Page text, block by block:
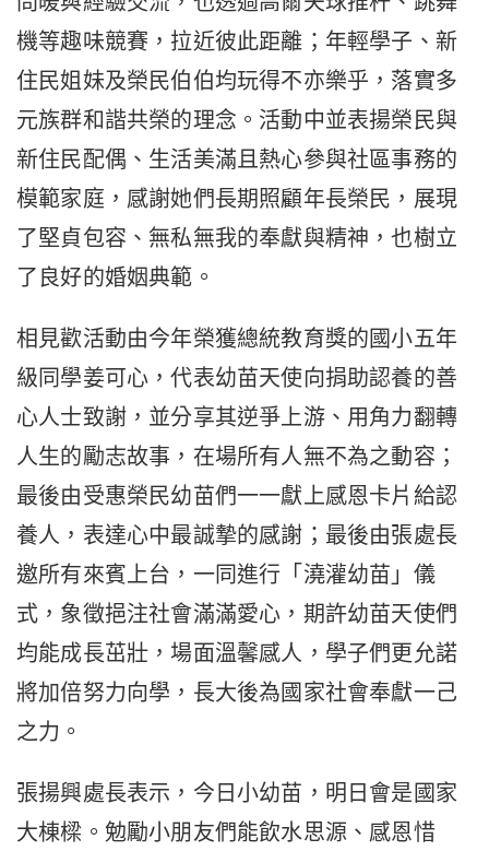
機等趣味競賽，拉近彼此距離；年輕學子、新
住民姐妹及榮民伯伯均玩得不亦樂乎，落實多
元族群和諧共榮的理念。活動中並表揚榮民與
新住民配偶、生活美滿且熱心參與社區事務的
模範家庭，感謝她們長期照顧年長榮民，展現
了堅貞包容、無私無我的奉獻與精神，也樹立
了良好的婚姻典範。
相見歡活動由今年榮獲總統教育獎的國小五年
級同學姜可心，代表幼苗天使向捐助認養的善
心人士致謝，並分享其逆爭上游、用角力翻轉
人生的勵志故事，在場所有人無不為之動容；
最後由受惠榮民幼苗們一一獻上感恩卡片給認
養人，表達心中最誠摯的感謝；最後由張處長
邀所有來賓上台，一同進行「澆灌幼苗」儀
式，象徵挹注社會滿滿愛心，期許幼苗天使們
均能成長茁壯，場面溫馨感人，學子們更允諾
將加倍努力向學，長大後為國家社會奉獻一己
之力。
張揚興處長表示，今日小幼苗，明日會是國家
大棟樑。勉勵小朋友們能飲水思源、感恩惜